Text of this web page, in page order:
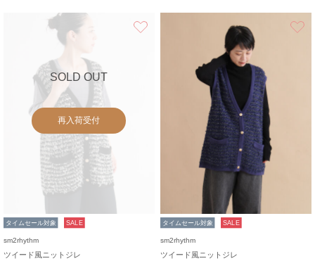
SOLD OUT
再入荷受付
タイムセール対象 SALE
sm2rhythm
ツイード風ニットジレ
タイムセール対象 SALE
sm2rhythm
ツイード風ニットジレ